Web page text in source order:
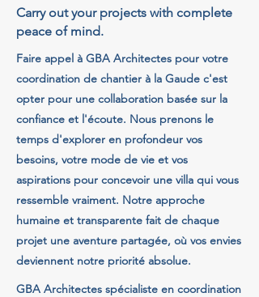
Carry out your projects with complete
peace of mind.
Faire appel à GBA Architectes pour votre
coordination de chantier à la Gaude c'est
opter pour une collaboration basée sur la
confiance et l'écoute. Nous prenons le
temps d'explorer en profondeur vos
besoins, votre mode de vie et vos
aspirations pour concevoir une villa qui vous
ressemble vraiment. Notre approche
humaine et transparente fait de chaque
projet une aventure partagée, où vos envies
deviennent notre priorité absolue.
GBA Architectes spécialiste en coordination